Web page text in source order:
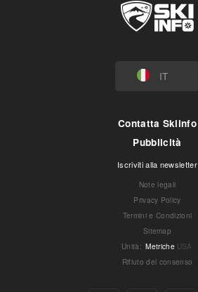
IT
Contatta Skiinfo
Pubblicità
Iscriviti alla newsletter
Note legali
Privacy Policy
Termini e Condizioni
Sitemap
Unità: Metriche USA
Rifiuto del consenso